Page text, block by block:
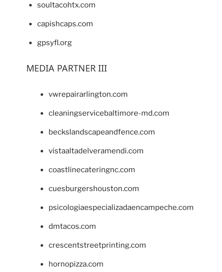
soultacohtx.com
capishcaps.com
gpsyfl.org
MEDIA PARTNER III
vwrepairarlington.com
cleaningservicebaltimore-md.com
beckslandscapeandfence.com
vistaaltadelveramendi.com
coastlinecateringnc.com
cuesburgershouston.com
psicologiaespecializadaencampeche.com
dmtacos.com
crescentstreetprinting.com
hornopizza.com